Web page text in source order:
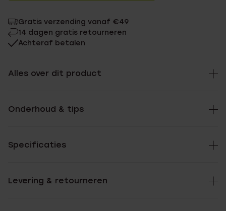
Gratis verzending vanaf €49
14 dagen gratis retourneren
Achteraf betalen
Alles over dit product
Onderhoud & tips
Specificaties
Levering & retourneren